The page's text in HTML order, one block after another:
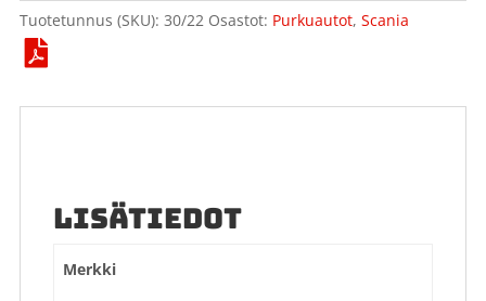
Tuotetunnus (SKU): 30/22 Osastot: Purkuautot, Scania
LISÄTIEDOT
Merkki